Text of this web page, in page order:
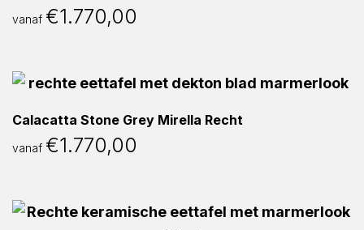
vanaf €1.770,00
Calacatta Stone Grey Mirella Recht
vanaf €1.770,00